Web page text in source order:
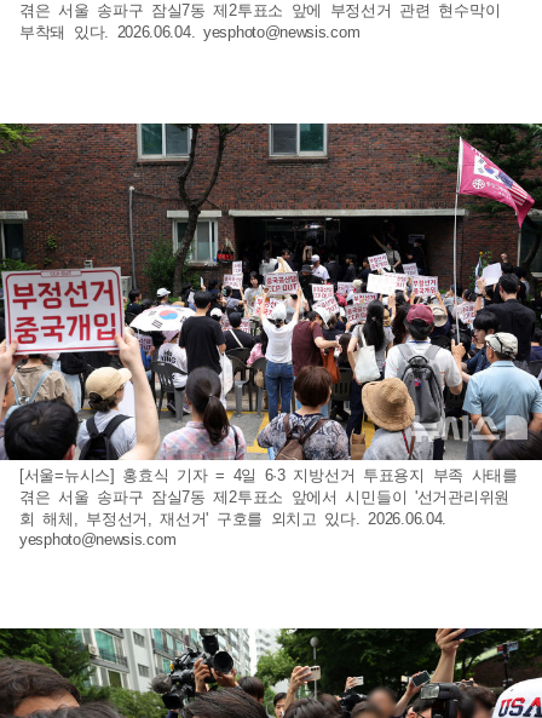
겪은 서울 송파구 잠실7동 제2투표소 앞에 부정선거 관련 현수막이
부착돼 있다. 2026.06.04. yesphoto@newsis.com
[서울=뉴시스] 홍효식 기자 = 4일 6·3 지방선거 투표용지 부족 사태를
겪은 서울 송파구 잠실7동 제2투표소 앞에서 시민들이 '선거관리위원
회 해체, 부정선거, 재선거' 구호를 외치고 있다. 2026.06.04.
yesphoto@newsis.com